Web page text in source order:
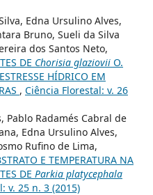
Edna Ursulino Alves,
Bruno, Sueli da Silva
dos Santos Neto,
DE Chorisia glazioviiO.
HÍDRICO EM
, Ciência Florestal: v. 26
Pablo Radamés Cabral de
Edna Ursulino Alves,
Rufino de Lima,
E TEMPERATURA NA
DE Parkia platycephala
v. 25 n. 3 (2015)